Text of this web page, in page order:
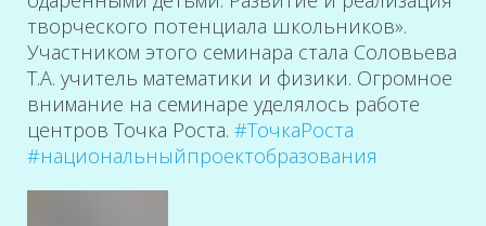
творческого потенциала школьников».
Участником этого семинара стала Соловьева
Т.А. учитель математики и физики. Огромное
внимание на семинаре уделялось работе
центров Точка Роста. #ТочкаРоста
#национальныйпроектобразования